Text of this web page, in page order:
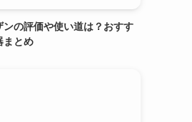
ンの評価や使い道は？おすす
まとめ